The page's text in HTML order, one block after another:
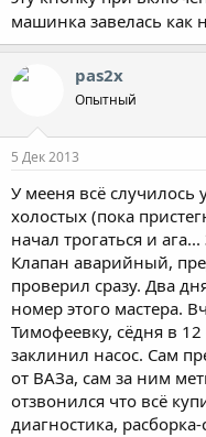
машинка завелась как
pas2x
Опытный
5 Дек 2013
У мееня всё случилось
холостых (пока
начал трогаться и
Клапан аварийный,
проверил сразу. Два
номер этого мастера.
Тимофеевку, сёдня в
заклинил насос. Сам
от ВАЗа, сам за ним
отзвонился что всё
диагностика,